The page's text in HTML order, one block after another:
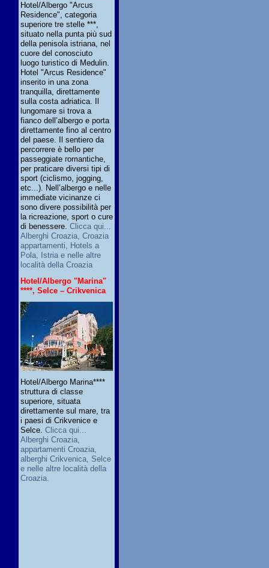
Hotel/Albergo "Arcus
Residence", categoria
superiore tre stelle ***,
situato nella punta più sud
della penisola istriana, nel
cuore del conosciuto
luogo turistico di Medulin.
Hotel "Arcus Residence"
inserito in una zona
tranquilla, direttamente
sulla costa adriatica. Il
lungomare si trova a
fianco dell’albergo e porta
direttamente fino al centro
del paese. Il sentiero da
percorrere è bello per
passeggiate romantiche,
per praticare diversi tipi di
sport (ciclismo, jogging,
etc...). Nell’albergo e nelle
immediate vicinanze ci
sono divere possibilità per
la ricreazione, sport o cure
di benessere. Clicca qui...
Alberghi Croazia, Croazia
appartamenti, Hotels a
Pola, Istria e nelle altre
località della Croazia
Hotel/Albergo "Marina"
****, Selce – Crikvenica
Hotel/Albergo Marina****
struttura di classe
superiore, situata
direttamente sul mare, tra
i paesi di Crikvenice e
Selce. Clicca qui...
Alberghi Croazia,
appartamenti Croazia,
alberghi Crikvenica, Selce
e nelle altre località della
Croazia.